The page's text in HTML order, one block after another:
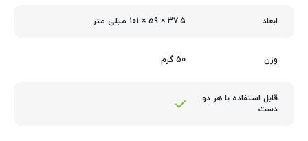
ابعاد 37.5 × 59 × 101 میلی متر
وزن 50 گرم
قابل استفاده با هر دو
دست